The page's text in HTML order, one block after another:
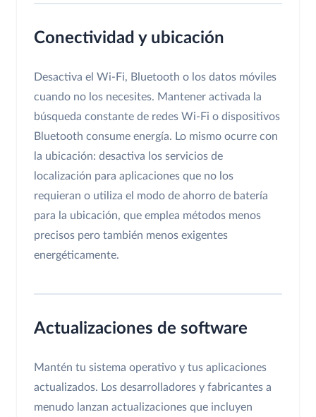
Conectividad y ubicación
Desactiva el Wi-Fi, Bluetooth o los datos móviles
cuando no los necesites. Mantener activada la
búsqueda constante de redes Wi-Fi o dispositivos
Bluetooth consume energía. Lo mismo ocurre con
la ubicación: desactiva los servicios de
localización para aplicaciones que no los
requieran o utiliza el modo de ahorro de batería
para la ubicación, que emplea métodos menos
precisos pero también menos exigentes
energéticamente.
Actualizaciones de software
Mantén tu sistema operativo y tus aplicaciones
actualizados. Los desarrolladores y fabricantes a
menudo lanzan actualizaciones que incluyen